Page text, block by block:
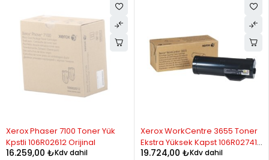
Xerox Phaser 7100 Toner Yük
Kpstli 106R02612 Orijinal
16.259,00 ₺Kdv dahil
Xerox WorkCentre 3655 Toner
Ekstra Yüksek Kapst 106R02741
Orijinal
19.724,00 ₺Kdv dahil